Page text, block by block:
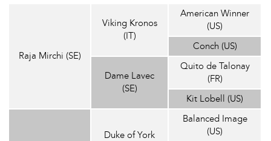
Raja Mirchi (SE)
Viking Kronos
(IT)
American Winner
(US)
Conch (US)
Dame Lavec
(SE)
Quito de Talonay
(FR)
Kit Lobell (US)
Duke of York
Balanced Image
(US)